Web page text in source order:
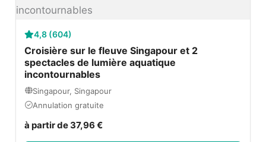
4,8 (604)
Croisière sur le fleuve Singapour et 2
spectacles de lumière aquatique
incontournables
Singapour, Singapour
Annulation gratuite
à partir de 37,96 €